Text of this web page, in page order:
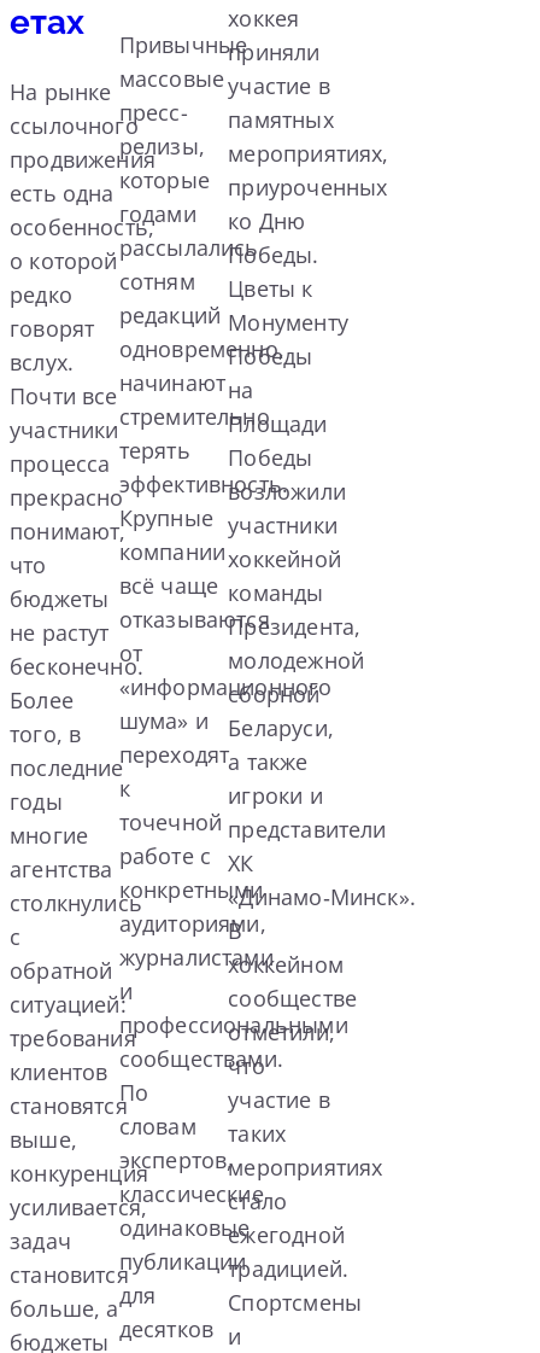
етах
На рынке
ссылочного
продвижения
есть одна
особенность,
о которой
редко
говорят
вслух.
Почти все
участники
процесса
прекрасно
понимают,
что
бюджеты
не растут
бесконечно.
Более
того, в
последние
годы
многие
агентства
столкнулись
с
обратной
ситуацией:
требования
клиентов
становятся
выше,
конкуренция
усиливается,
задач
становится
больше, а
бюджеты
Привычные
массовые
пресс-
релизы,
которые
годами
рассылались
сотням
редакций
одновременно,
начинают
стремительно
терять
эффективность.
Крупные
компании
всё чаще
отказываются
от
«информационного
шума» и
переходят
к
точечной
работе с
конкретными
аудиториями,
журналистами
и
профессиональными
сообществами.
По
словам
экспертов,
классические
одинаковые
публикации
для
десятков
хоккея
приняли
участие в
памятных
мероприятиях,
приуроченных
ко Дню
Победы.
Цветы к
Монументу
Победы
на
Площади
Победы
возложили
участники
хоккейной
команды
Президента,
молодежной
сборной
Беларуси,
а также
игроки и
представители
ХК
«Динамо‑Минск».
В
хоккейном
сообществе
отметили,
что
участие в
таких
мероприятиях
стало
ежегодной
традицией.
Спортсмены
и